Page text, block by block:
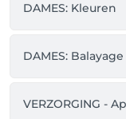
DAMES: Kleuren
DAMES:
VERZORGING -